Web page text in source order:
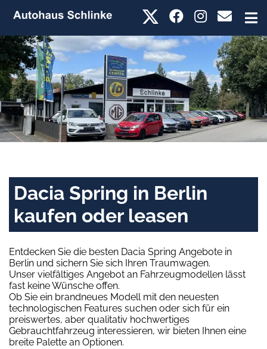
Dacia Spring in Berlin
kaufen oder leasen
Entdecken Sie die besten Dacia Spring Angebote in
Berlin und sichern Sie sich Ihren Traumwagen.
Unser vielfältiges Angebot an Fahrzeugmodellen lässt
fast keine Wünsche offen.
Ob Sie ein brandneues Modell mit den neuesten
technologischen Features suchen oder sich für ein
preiswertes, aber qualitativ hochwertiges
Gebrauchtfahrzeug interessieren, wir bieten Ihnen eine
breite Palette an Optionen.